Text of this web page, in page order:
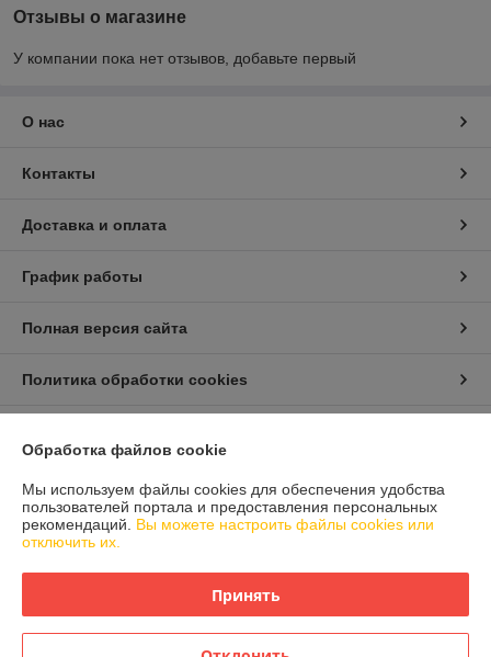
Отзывы о магазине
У компании пока нет отзывов, добавьте первый
О нас
Контакты
Доставка и оплата
График работы
Полная версия сайта
Политика обработки cookies
Информация для покупателя
Юридическое лицо:
ООО "Айлер Трейд"
г. Минск, ул. Скрыганова 6/2-23, комн. 2120 1ый этаж
УНП: 192611529
Обработка файлов cookie
Мы используем файлы cookies для обеспечения удобства
пользователей портала и предоставления персональных
рекомендаций. Вы можете настроить файлы cookies или
отключить их.
Принять